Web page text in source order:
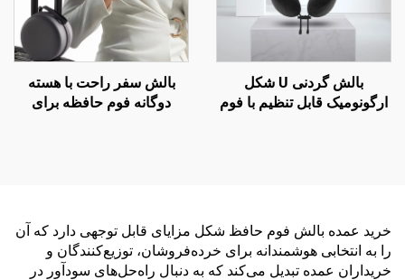
بالش گردنی U شکل
ارگونومیک قابل تنظیم با فوم
بالش سفر راحت با هسته
دوگانه فوم حافظه برای
خرید عمده بالش فوم حافظ شکل مزایای قابل توجهی دارد که آن
را به انتخابی هوشمندانه برای خرده‌فروشان، توزیع‌کنندگان و
خریداران عمده تبدیل می‌کند که به دنبال راه‌حل‌های سودآور در